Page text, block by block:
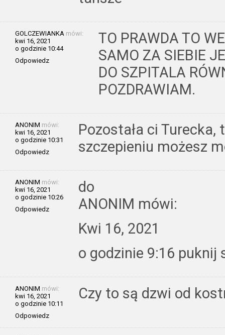
GOLCZEWIANKA mówi:
kwi 16, 2021
o godzinie 10:44
Odpowiedz
TO PRAWDA TO
SAMO ZA SIEBIE
DO SZPITALA
POZDRAWIAM.
ANONIM mówi:
kwi 16, 2021
o godzinie 10:31
Odpowiedz
Pozostała ci
szczepieniu możesz
ANONIM mówi:
kwi 16, 2021
o godzinie 10:26
Odpowiedz
do
ANONIM mówi:
Kwi 16, 2021
o godzinie 9:16 puknij
ANONIM mówi:
kwi 16, 2021
o godzinie 10:11
Odpowiedz
Czy to są dzwi od